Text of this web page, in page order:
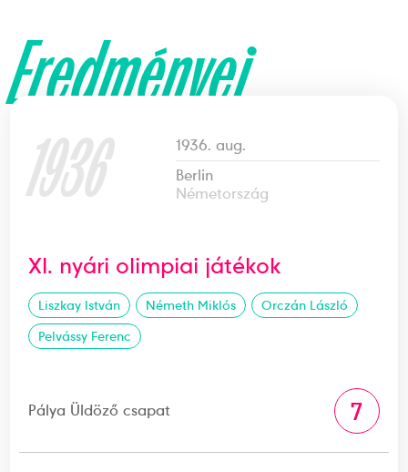
Eredményei
1936
1936. aug.
Berlin
Németország
XI. nyári olimpiai játékok
Liszkay István Németh Miklós
Orczán László
Pelvássy Ferenc
Pálya Üldöző csapat 7